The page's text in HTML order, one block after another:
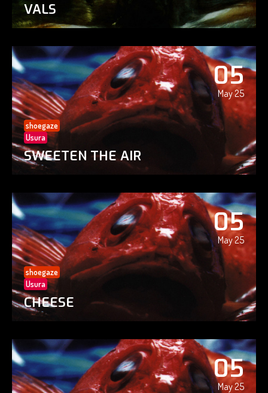
VALS
05
May 25
shoegaze
Usura
SWEETEN THE AIR
05
May 25
shoegaze
Usura
CHEESE
05
May 25